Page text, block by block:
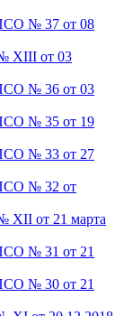
№ 37 от 08
XIII от 03
№ 36 от 03
№ 35 от 19
№ 33 от 27
№ 32 от
XII от 21 марта
№ 31 от 21
№ 30 от 21